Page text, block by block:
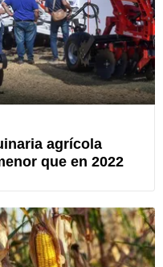
agrícola
que en 2022